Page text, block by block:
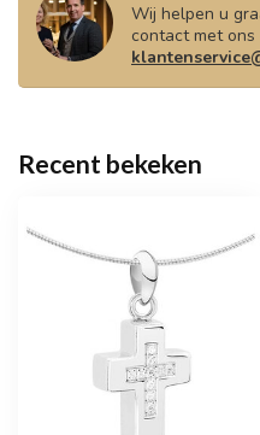
Wij helpen u
contact met ons
Recent bekeken